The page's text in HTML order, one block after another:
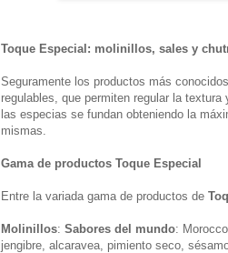
Toque Especial: molinillos, sales y
Seguramente los productos más
regulables, que permiten regular la
las especias se fundan obteniendo la
mismas.
Gama de productos Toque Especial
Entre la variada gama de productos de
Molinillos: Sabores del mundo:
jengibre, alcaravea, pimiento seco,